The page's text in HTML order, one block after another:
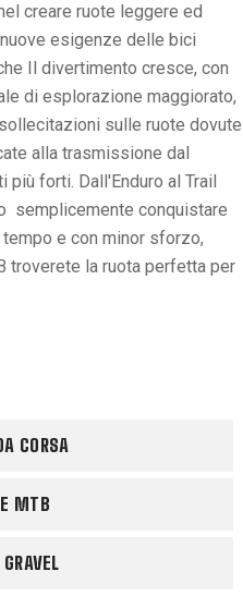
creare ruote leggere ed
esigenze delle bici
Il divertimento cresce, con
di esplorazione maggiorato,
sulle ruote dovute
alla trasmissione dal
più forti. Dall'Enduro al Trail
semplicemente conquistare
e con minor sforzo,
troverete la ruota perfetta per
CORSA
MTB